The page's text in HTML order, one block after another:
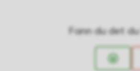
Fann du det
Ja